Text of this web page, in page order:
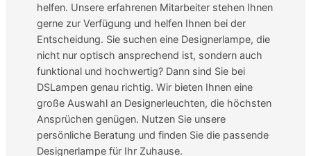
helfen. Unsere erfahrenen Mitarbeiter stehen Ihnen
gerne zur Verfügung und helfen Ihnen bei der
Entscheidung. Sie suchen eine Designerlampe, die
nicht nur optisch ansprechend ist, sondern auch
funktional und hochwertig? Dann sind Sie bei
DSLampen genau richtig. Wir bieten Ihnen eine
große Auswahl an Designerleuchten, die höchsten
Ansprüchen genügen. Nutzen Sie unsere
persönliche Beratung und finden Sie die passende
Designerlampe für Ihr Zuhause.